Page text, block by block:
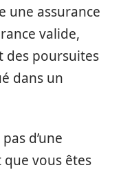
une assurance
valide,
des poursuites
dans un
d’une
vous êtes